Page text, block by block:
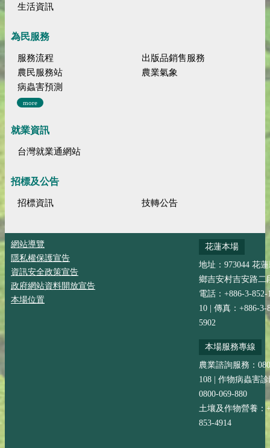
生活資訊
為民服務
服務流程
出版品銷售服務
農民服務站
農業氣象
病蟲害預測
more
就業資訊
台灣就業通網站
招標及公告
招標資訊 技轉公告
網站導覽
隱私權保護宣告
資訊安全政策宣告
政府網站資料開放宣告
本場位置
花蓮本場
地址：973044 花
鄉吉安村吉安路二
電話：+886-3-852-
10 | 傳真：+886-3-
5902
本場服務專線
農業諮詢服務：
108 | 作物病蟲害
0800-069-880
土壤及作物營養：
853-4914